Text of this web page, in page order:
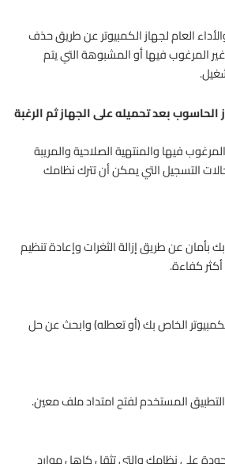
العام لجهاز الكمبيوتر عن طريق حذف
غير المرغوب فيها أو المشبوهة التي يتم
الحاسوب بعد تحميله على الجهاز ثم الرغبة
فيها والمنتهية الصلاحية والمريبة
التسجيل التي يمكن أن تترك نظامك
عن طريق إزالة الثغرات وإعادة تنظيم
أكثر كفاءة.
الخاص بك (أو تعطله) وابحث عن حل
على نظامك والتي تثقل كاهل موارد